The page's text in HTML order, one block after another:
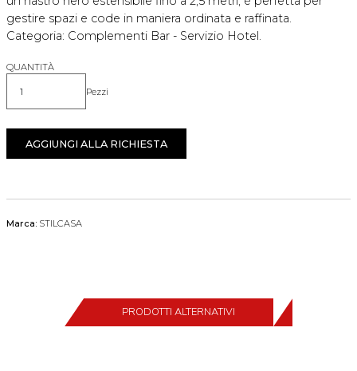
gestire spazi e code in maniera ordinata e raffinata.
Categoria: Complementi Bar - Servizio Hotel.
QUANTITÀ
Quantità Pezzi
AGGIUNGI ALLA RICHIESTA
Marca: STILCASA
PRODOTTI ALTERNATIVI